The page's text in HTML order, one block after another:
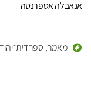
אנאבלה אספרנסה
מאמר,